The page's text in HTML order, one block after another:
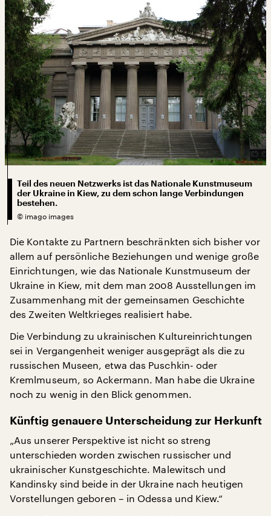
Teil des neuen Netzwerks ist das Nationale Kunstmuseum
der Ukraine in Kiew, zu dem schon lange Verbindungen
bestehen.
© imago images
Die Kontakte zu Partnern beschränkten sich bisher vor
allem auf persönliche Beziehungen und wenige große
Einrichtungen, wie das Nationale Kunstmuseum der
Ukraine in Kiew, mit dem man 2008 Ausstellungen im
Zusammenhang mit der gemeinsamen Geschichte
des Zweiten Weltkrieges realisiert habe.
Die Verbindung zu ukrainischen Kultureinrichtungen
sei in Vergangenheit weniger ausgeprägt als die zu
russischen Museen, etwa das Puschkin- oder
Kremlmuseum, so Ackermann. Man habe die Ukraine
noch zu wenig in den Blick genommen.
Künftig genauere Unterscheidung zur Herkunft
„Aus unserer Perspektive ist nicht so streng
unterschieden worden zwischen russischer und
ukrainischer Kunstgeschichte. Malewitsch und
Kandinsky sind beide in der Ukraine nach heutigen
Vorstellungen geboren – in Odessa und Kiew.“